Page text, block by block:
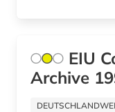
alter druck (1)
EIU
Archive